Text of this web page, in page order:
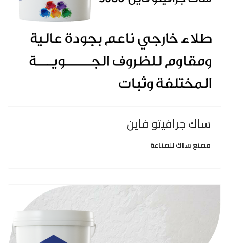
ساك جرافيتو فاين
مصنع ساك للصناعة